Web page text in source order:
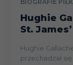
BIOGRAFIE
Hughie
St.
Hughie
przechadzał